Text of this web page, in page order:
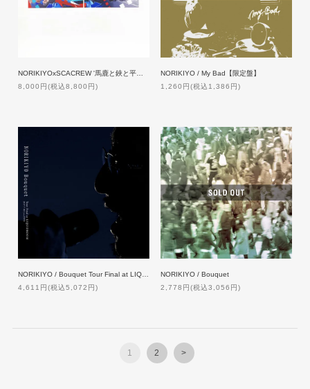
8,000円(税込8,800円)
NORIKIYO / My Bad【限定盤】
1,260円(税込1,386円)
4,611円(税込5,072円)
NORIKIYO / Bouquet
2,778円(税込3,056円)
1 2 >